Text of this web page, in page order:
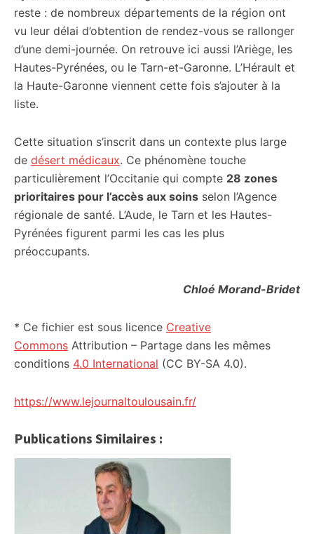
reste : de nombreux départements de la région ont
vu leur délai d’obtention de rendez-vous se rallonger
d’une demi-journée. On retrouve ici aussi l’Ariège, les
Hautes-Pyrénées, ou le Tarn-et-Garonne. L’Hérault et
la Haute-Garonne viennent cette fois s’ajouter à la
liste.
Cette situation s’inscrit dans un contexte plus large
de désert médicaux. Ce phénomène touche
particulièrement l’Occitanie qui compte 28 zones
prioritaires pour l’accès aux soins selon l’Agence
régionale de santé. L’Aude, le Tarn et les Hautes-
Pyrénées figurent parmi les cas les plus
préoccupants.
Chloé Morand-Bridet
* Ce fichier est sous licence Creative
Commons Attribution – Partage dans les mêmes
conditions 4.0 International (CC BY-SA 4.0).
https://www.lejournaltoulousain.fr/
Publications Similaires :